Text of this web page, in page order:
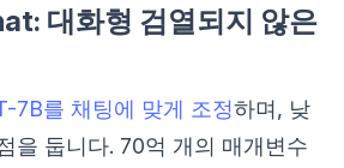
대화형 검열되지 않은
7B를 채팅에 맞게 조정하며, 낮
을 둡니다. 70억 개의 매개변수